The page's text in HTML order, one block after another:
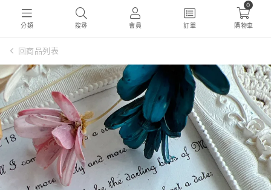
分類 搜尋 會員 訂單
0
購物車
回商品列表